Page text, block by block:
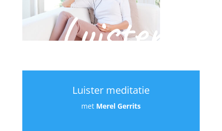
Luister
Luister meditatie
met Merel Gerrits